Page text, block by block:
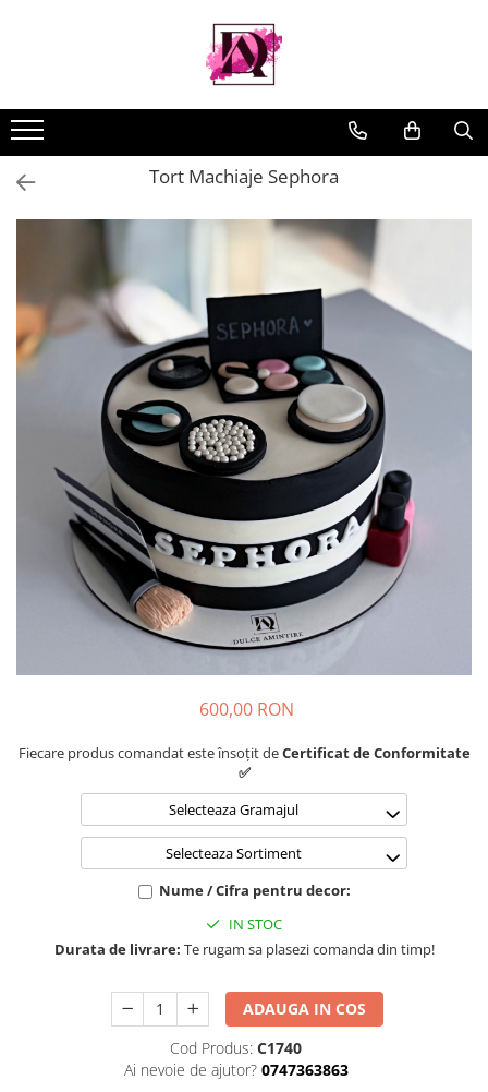
Tort Machiaje Sephora
600,00 RON
Fiecare produs comandat este însoțit deCertificat de Conformitate
✅
Selecteaza Gramajul
Selecteaza Sortiment
Nume / Cifra pentru decor:
IN STOC
Durata de livrare: Te rugam sa plasezi comanda din timp!
ADAUGA IN COS
Cod Produs: C1740
Ai nevoie de ajutor? 0747363863